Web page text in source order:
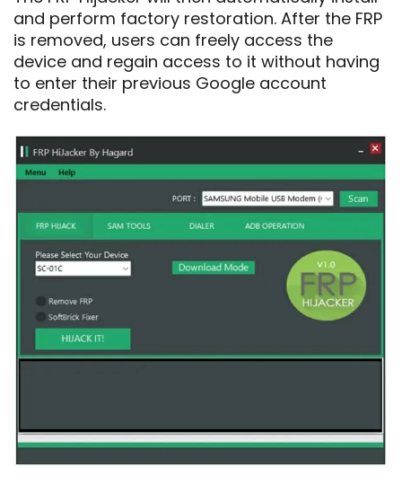
and perform factory restoration. After the FRP
is removed, users can freely access the
device and regain access to it without having
to enter their previous Google account
credentials.